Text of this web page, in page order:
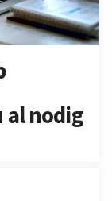
al nodig